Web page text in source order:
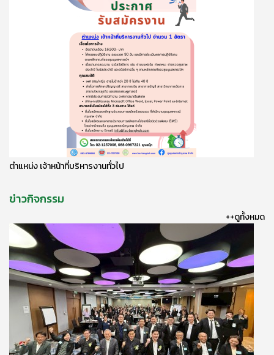
ตำแหน่ง เจ้าหน้าที่บริหารงานทั่วไป
ข่าวกิจกรรม
++ดูทั้งหมด